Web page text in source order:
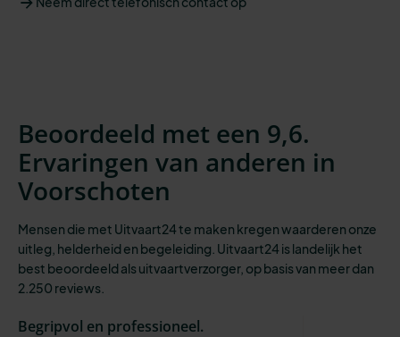
Beoordeeld met een 9,6.
Ervaringen van anderen in
Voorschoten
Mensen die met Uitvaart24 te maken kregen waarderen onze
uitleg, helderheid en begeleiding. Uitvaart24 is landelijk het
best beoordeeld als uitvaartverzorger, op basis van meer dan
2.250 reviews.
Begripvol en professioneel.